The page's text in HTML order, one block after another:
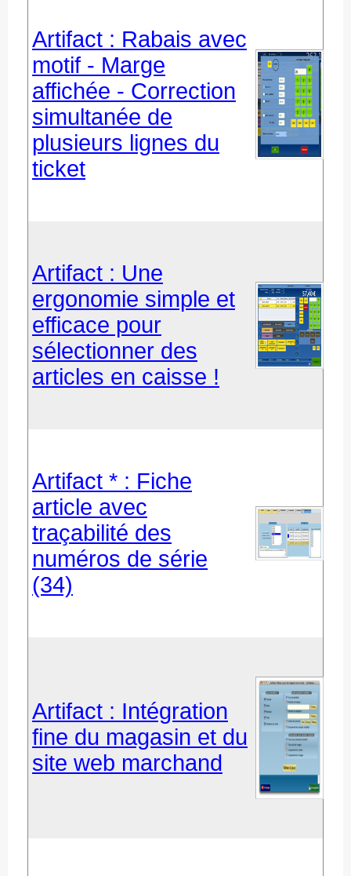
Artifact : Rabais avec
motif - Marge
affichée - Correction
simultanée de
plusieurs lignes du
ticket
Artifact : Une
ergonomie simple et
efficace pour
sélectionner des
articles en caisse !
Artifact * : Fiche
article avec
traçabilité des
numéros de série
(34)
Artifact : Intégration
fine du magasin et du
site web marchand